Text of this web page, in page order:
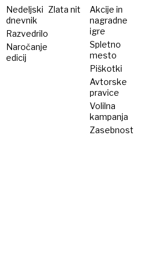
Nedeljski
dnevnik
Razvedrilo
Naročanje
edicij
Zlata nit
Akcije in
nagradne
igre
Spletno
mesto
Piškotki
Avtorske
pravice
Volilna
kampanja
Zasebnost